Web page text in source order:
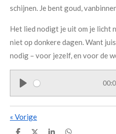
schijnen. Je bent goud,
Het lied nodigt je uit om je licht
niet op donkere dagen. Want
nodig – voor jezelf, en voor de
l
a
« Vorige